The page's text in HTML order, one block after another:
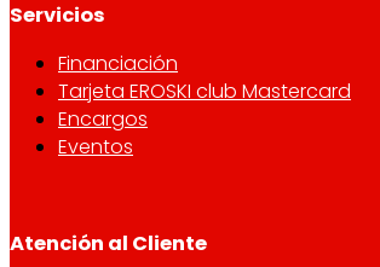
Servicios
Financiación
Tarjeta EROSKI club Mastercard
Encargos
Eventos
Atención al Cliente